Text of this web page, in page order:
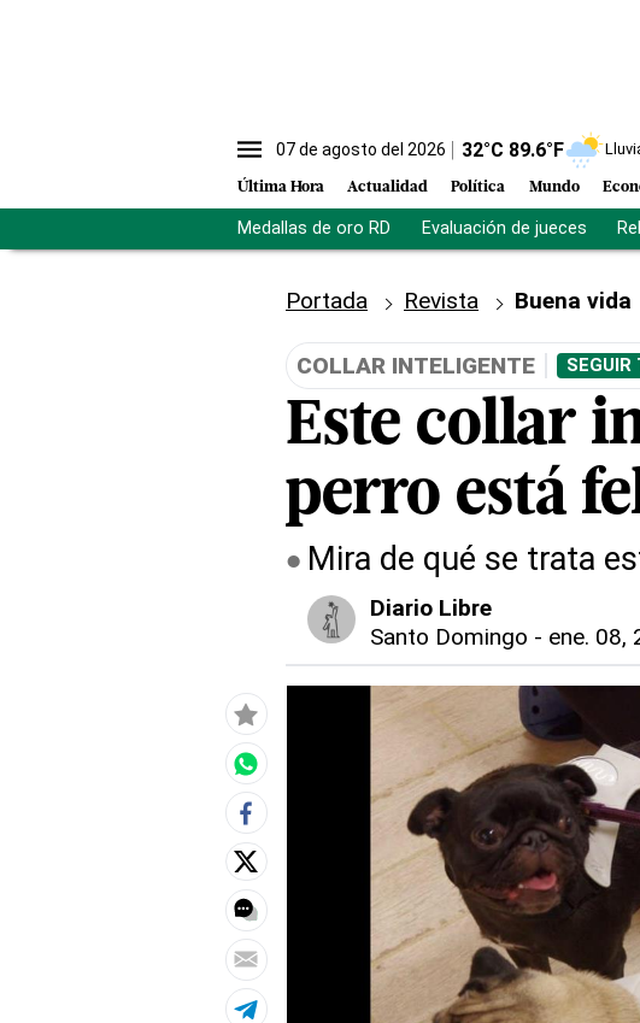
07 de agosto del 2026 32°C 89.6°F
Última Hora Actualidad Política Mundo
Medallas de oro RD Evaluación de jueces
Portada Revista Buena vida
COLLAR INTELIGENTE SEGUIR
Este collar
perro está
Mira de qué se trata
Diario Libre
Santo Domingo - ene. 08,